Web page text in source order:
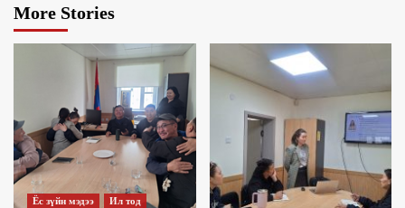
More Stories
Ёс зүйн мэдээ
Ил тод